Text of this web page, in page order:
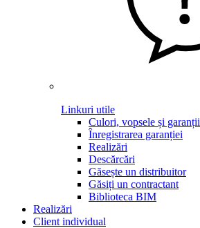
Linkuri utile
Culori, vopsele și garanții
Înregistrarea garanției
Realizări
Descărcări
Găsește un distribuitor
Găsiți un contractant
Biblioteca BIM
Realizări
Client individual